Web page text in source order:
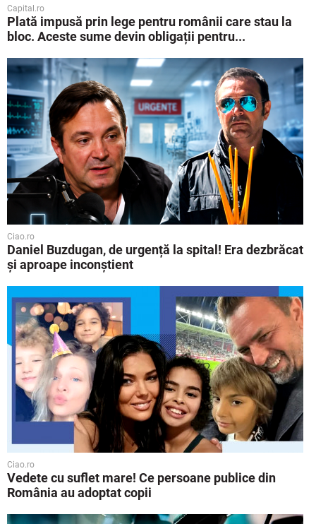
Capital.ro
Plată impusă prin lege pentru românii care stau la
bloc. Aceste sume devin obligații pentru...
Ciao.ro
Daniel Buzdugan, de urgență la spital! Era dezbrăcat
și aproape inconștient
Ciao.ro
Vedete cu suflet mare! Ce persoane publice din
România au adoptat copii